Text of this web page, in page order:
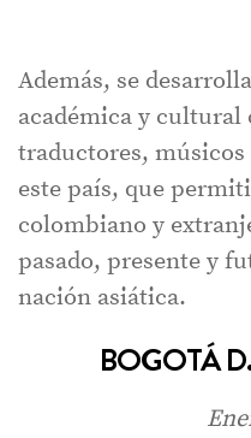
Además, se
académica y
traductores,
este país, que
colombiano y
pasado, presente y
nación asiática.
BOGOTÁ